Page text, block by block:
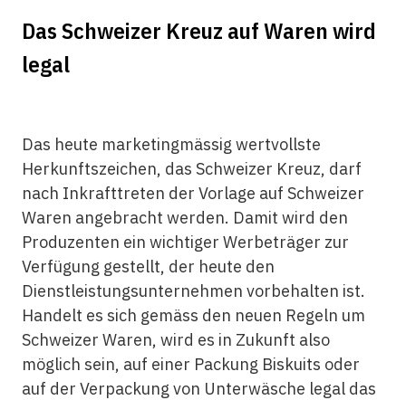
Das Schweizer Kreuz auf Waren wird
legal
Das heute marketingmässig wertvollste
Herkunftszeichen, das Schweizer Kreuz, darf
nach Inkrafttreten der Vorlage auf Schweizer
Waren angebracht werden. Damit wird den
Produzenten ein wichtiger Werbeträger zur
Verfügung gestellt, der heute den
Dienstleistungsunternehmen vorbehalten ist.
Handelt es sich gemäss den neuen Regeln um
Schweizer Waren, wird es in Zukunft also
möglich sein, auf einer Packung Biskuits oder
auf der Verpackung von Unterwäsche legal das